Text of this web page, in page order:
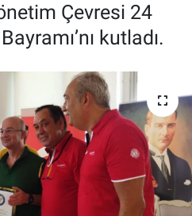
Çevresi 24
kutladı.